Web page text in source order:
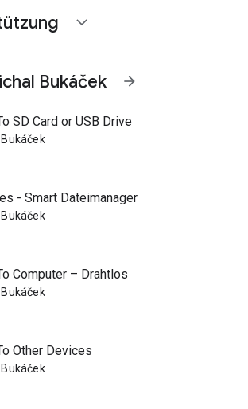
expand_more
Bukáček arrow_forward
SD Card or USB Drive
- Smart Dateimanager
Computer – Drahtlos
Other Devices